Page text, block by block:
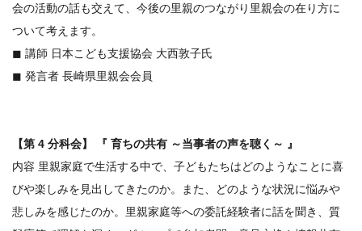
会の活動の話も交えて、今後の里親のつながり里親会の在り方に
ついて考えます。
◼ 講師 日本こども支援協会 大西敦子氏
◼ 発言者 長崎県里親会会員
【第 4 分科会】 『 育ちの共有 ～当事者の声を聴く～ 』
内容 里親家庭で生活する中で、子どもたちはどのようなことに喜
びや楽しみを見出してきたのか。また、どのような状況に悩みや
悲しみを感じたのか。里親家庭等への委託経験者に話を聞き、質